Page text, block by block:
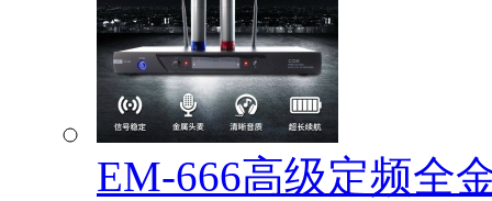
EM-666高级定频全